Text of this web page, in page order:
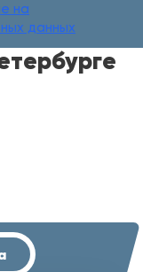
на
данных